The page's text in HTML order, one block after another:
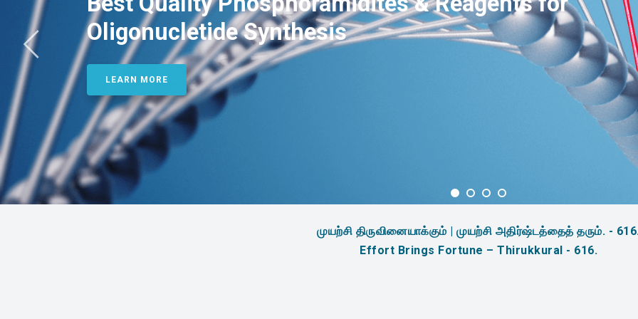
Oligonucletide Synthesis
LEARN MORE
முயற்சி திருவினையாக்கும் | முயற்சி அதிர்ஷ்டத்தைத் தரும். -
Effort Brings Fortune – Thirukkural - 616.